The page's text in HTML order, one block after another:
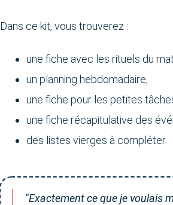
Dans ce kit, vous trouverez :
une fiche avec les rituels du
un planning hebdomadaire,
une fiche pour les petites
une fiche récapitulative des
des listes vierges à compléter.
"Exactement ce que je voulais